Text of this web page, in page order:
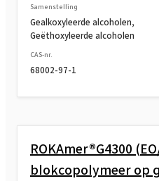
ROKAfenol D8
dodecylfenol)
Samenstelling
Gealkoxyleerde alcoholen,
Geëthoxyleerde alcoholen
CAS-nr.
68002-97-1
ROKAmer®G4300
blokcopolymeer op